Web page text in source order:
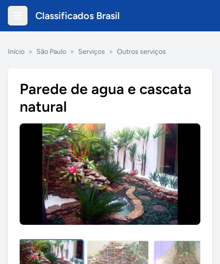
Classificados Brasil
Início » São Paulo » Serviços » Outros serviços
Parede de agua e cascata
natural